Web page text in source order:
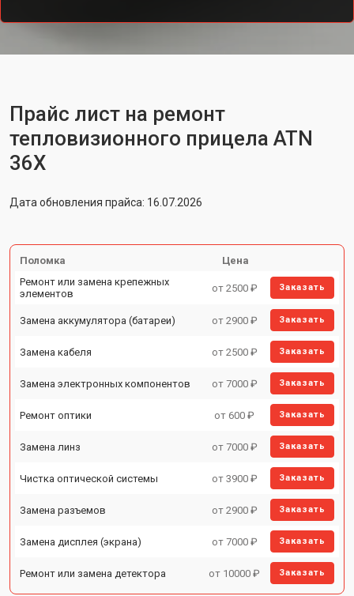
Прайс лист на ремонт
тепловизионного прицела ATN
36X
Дата обновления прайса: 16.07.2026
Поломка
Цена
Ремонт или замена крепежных
элементов
от 2500 ₽ Заказать
Замена аккумулятора (батареи) от 2900 ₽ Заказать
Замена кабеля от 2500 ₽ Заказать
Замена электронных компонентов от 7000 ₽ Заказать
Ремонт оптики от 600 ₽ Заказать
Замена линз от 7000 ₽ Заказать
Чистка оптической системы от 3900 ₽ Заказать
Замена разъемов от 2900 ₽ Заказать
Замена дисплея (экрана) от 7000 ₽ Заказать
Ремонт или замена детектора от 10000 ₽ Заказать